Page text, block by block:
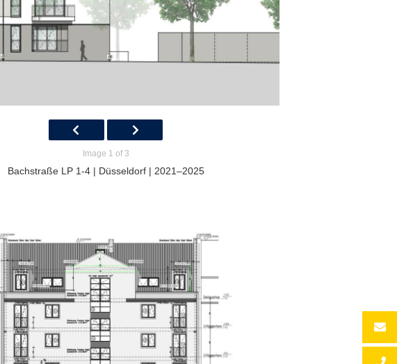
Image 1 of 3
Bachstraße LP 1-4 | Düsseldorf | 2021–2025